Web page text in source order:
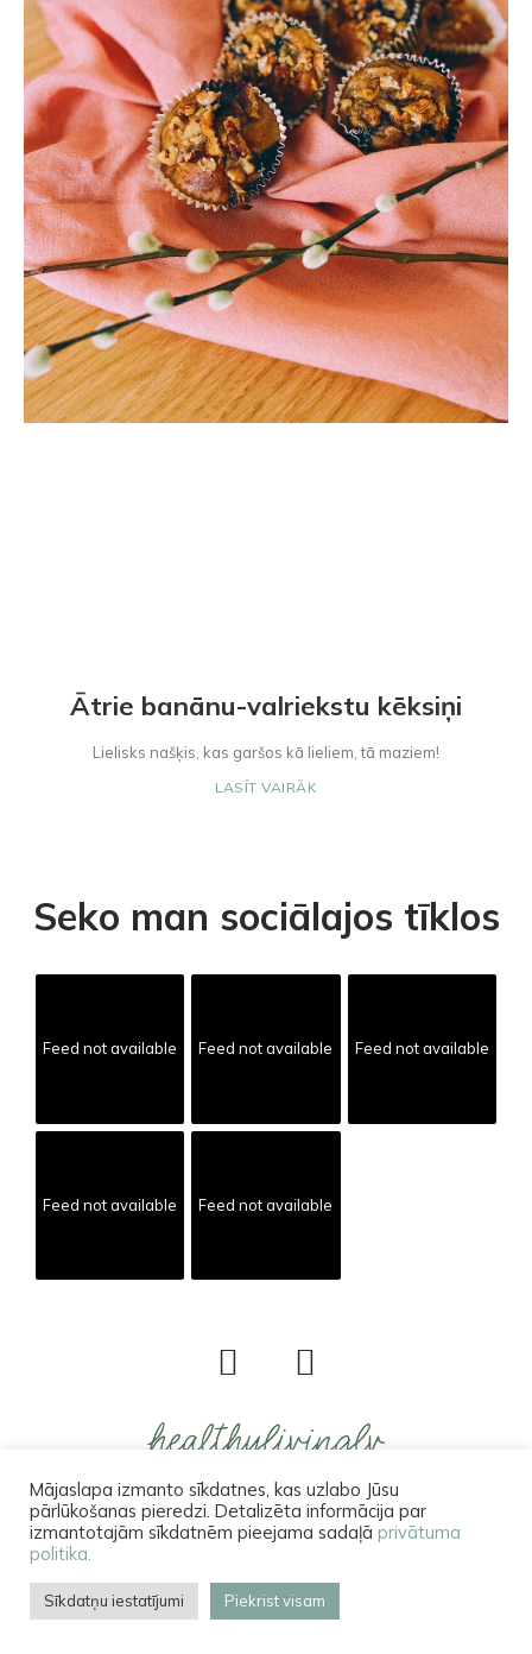
Ātrie banānu-valriekstu kēksiņi
Lielisks našķis, kas garšos kā lieliem, tā maziem!
LASĪT VAIRĀK
Seko man sociālajos tīklos
Feed not available Feed not available Feed not available
Feed not available Feed not available
© 2022 Healthyliving. Visas tiesības aizsargātas.
Mājaslapa izmanto sīkdatnes, kas uzlabo Jūsu
pārlūkošanas pieredzi. Detalizēta informācija par
izmantotajām sīkdatnēm pieejama sadaļā privātuma
politika.
Sīkdatņu iestatījumi Piekrist visam